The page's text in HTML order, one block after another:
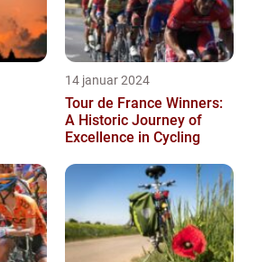
14 januar 2024
Tour de France Winners:
A Historic Journey of
Excellence in Cycling